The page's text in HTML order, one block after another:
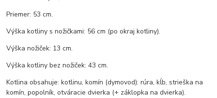
Priemer: 53 cm.
Výška kotliny s nožičkami: 56 cm (po okraj kotliny).
Výška nožiček: 13 cm.
Výška kotliny bez nožiček: 43 cm.
Kotlina obsahuje: kotlinu, komín (dymovod): rúra, kĺb, strieška na
komín, popolník, otváracie dvierka (+ záklopka na dvierka).